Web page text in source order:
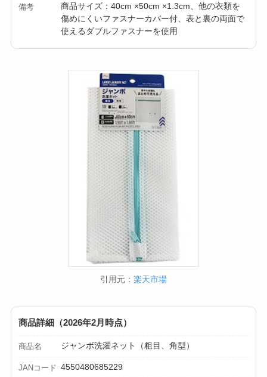
備考
商品サイズ：40cm ×50cm ×1.3cm、他の衣類を
傷めにくいファスナーカバー付、表と裏の両面で
使えるダブルファスナーを使用
引用元： 楽天市場
商品詳細（2026年2月時点）
商品名 ジャンボ洗濯ネット（粗目、角型）
JANコード 4550480685229